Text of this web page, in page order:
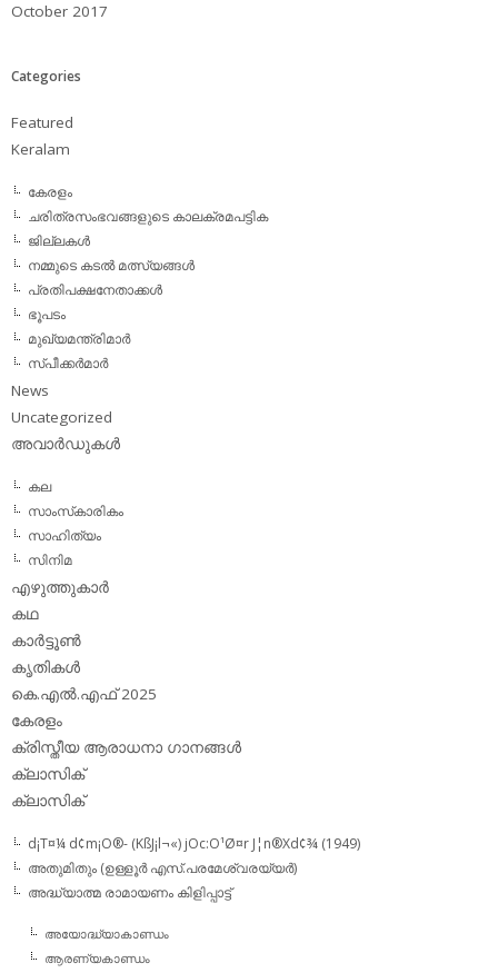
October 2017
Categories
Featured
Keralam
കേരളം
ചരിത്രസംഭവങ്ങളുടെ കാലക്രമപട്ടിക
ജില്ലകള്‍
നമ്മുടെ കടല്‍ മത്സ്യങ്ങള്‍
പ്രതിപക്ഷനേതാക്കള്‍
ഭൂപടം
മുഖ്യമന്ത്രിമാര്‍
സ്പീക്കര്‍മാര്‍
News
Uncategorized
അവാര്‍ഡുകള്‍
കല
സാംസ്‌കാരികം
സാഹിത്യം
സിനിമ
എഴുത്തുകാര്‍
കഥ
കാര്‍ട്ടൂണ്‍
കൃതികള്‍
കെ.എല്‍.എഫ് 2025
കേരളം
ക്രിസ്തീയ ആരാധനാ ഗാനങ്ങള്‍
ക്ലാസിക്‌
ക്ലാസിക്
d¡T¤¼ d¢m¡O®- (KßJ¡l¬«) jOc:O¹Ø¤r J¦n®Xd¢¾ (1949)
അതുമിതും (ഉള്ളൂര്‍ എസ്.പരമേശ്വരയ്യര്‍)
അദ്ധ്യാത്മ രാമായണം കിളിപ്പാട്ട്‌
അയോദ്ധ്യാകാണ്ഡം
ആരണ്യകാണ്ഡം